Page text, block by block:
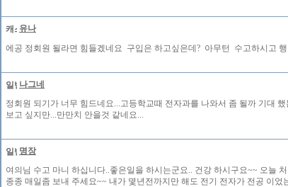
유나
에공 정회원 될라면 힘들겠네요 구입은 하고싶은데? 아무턴 수고하시고
나그네
정회원 되기가 너무 힘드네요...고등학교때 전자과를 나와서 좀 될까 기대
보고 싶지만...만만치 안을것 같네요...
명장
여의님 수고 마니 하십니다..좋은일을 하시는군요.. 건강 하시구요~~ 오늘
종종 매일좀 보내 주세요~~ 내가 몇년전까지만 해도 전기 전자가 전공 이